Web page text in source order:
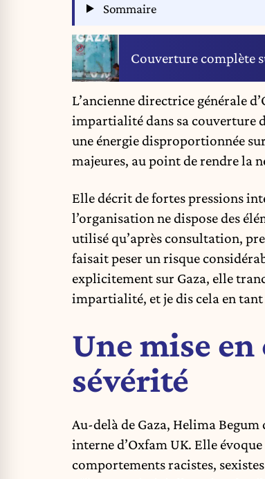
Sommaire
Couverture complète
L’ancienne directrice générale
impartialité dans sa couverture
une énergie disproportionnée
majeures, au point de rendre la
Elle décrit de fortes pressions
l’organisation ne dispose des
utilisé qu’après consultation,
faisait peser un risque
explicitement sur Gaza, elle
impartialité, et je dis cela en
Une mise
sévérité
Au-delà de Gaza, Helima
interne d’Oxfam UK. Elle
comportements racistes,